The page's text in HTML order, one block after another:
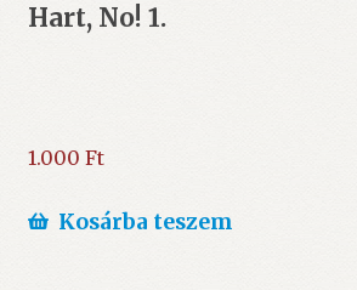
Hart, No! 1.
1.000 Ft
Kosárba teszem